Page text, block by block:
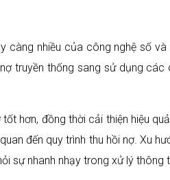
càng nhiều của công nghệ số
truyền thống sang sử dụng
hơn, đồng thời cải thiện hiệu
đến quy trình thu hồi nợ. Xu
sự nhanh nhạy trong xử lý thông